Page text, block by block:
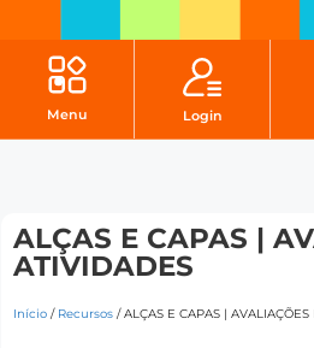
Menu Login
ALÇAS E CAPAS |
ATIVIDADES
Início / Recursos / ALÇAS E CAPAS |